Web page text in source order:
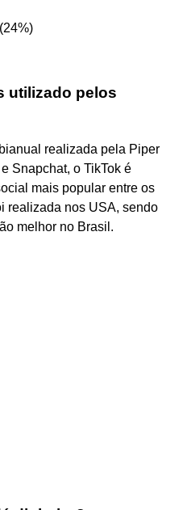
utilizado pelos
realizada pela Piper
Snapchat, o TikTok é
mais popular entre os
realizada nos USA, sendo
melhor no Brasil.